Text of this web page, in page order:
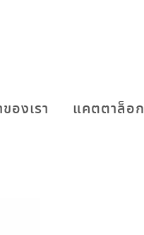
องเรา แคตตาล็อก